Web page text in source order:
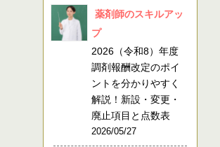
薬剤師のスキルアッ
プ
2026（令和8）年度
調剤報酬改定のポイ
ントを分かりやすく
解説！新設・変更・
廃止項目と点数表
2026/05/27